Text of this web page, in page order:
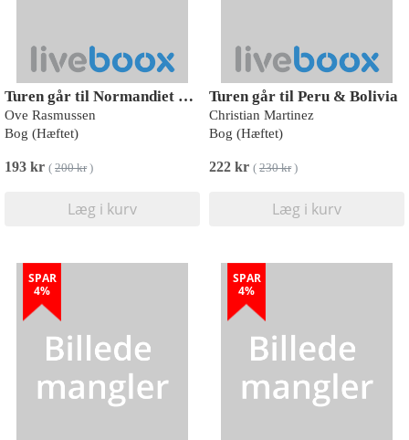
Turen går til Normandiet & Bretagne
Ove Rasmussen
Bog (Hæftet)
193 kr ( 200 kr)
Læg i kurv
Turen går til Peru & Bolivia
Christian Martinez
Bog (Hæftet)
222 kr ( 230 kr)
Læg i kurv
SPAR
4%
SPAR
4%